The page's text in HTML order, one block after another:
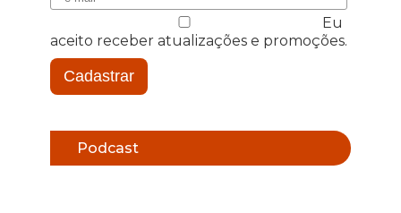
Eu
aceito receber atualizações e promoções.
Cadastrar
Podcast